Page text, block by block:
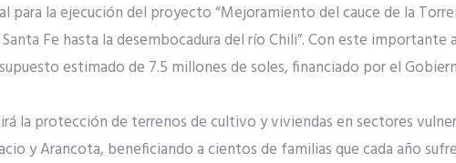
para la ejecución del proyecto “Mejoramiento del cauce de la
Fe hasta la desembocadura del río Chili”. Con este importante
estimado de 7.5 millones de soles, financiado por el
la protección de terrenos de cultivo y viviendas en sectores
y Arancota, beneficiando a cientos de familias que cada año